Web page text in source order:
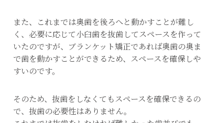
また、これまでは奥歯を後ろへと動かすことが難し
く、必要に応じて小臼歯を抜歯してスペースを作って
いたのですが、ブランケット矯正であれば奥歯の奥ま
で歯を動かすことができるため、スペースを確保しや
すいのです。
そのため、抜歯をしなくてもスペースを確保できるの
で、抜歯の必要性はありません。